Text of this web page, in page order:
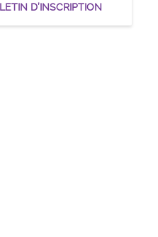
D’INSCRIPTION